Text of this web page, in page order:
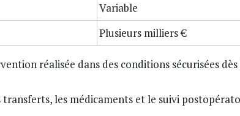
Variable
Plusieurs milliers €
réalisée dans des conditions sécurisées
les médicaments et le suivi